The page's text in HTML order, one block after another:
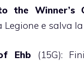
the Winner’s
Legione e salva
Ehb (15G):